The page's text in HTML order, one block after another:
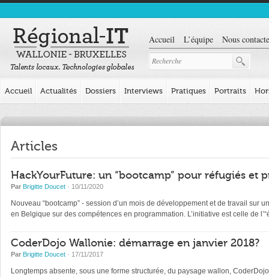
Accueil L’équipe Nous
Accueil Actualités Dossiers Interviews Pratiques Portraits
Articles
HackYourFuture: un “bootcamp” pour réfugiés et
Par Brigitte Doucet · 10/11/2020
Nouveau “bootcamp” - session d’un mois de développement et de travail
en Belgique sur des compétences en programmation. L’initiative est celle de
CoderDojo Wallonie: démarrage en janvier 2018?
Par Brigitte Doucet · 17/11/2017
Longtemps absente, sous une forme structurée, du paysage wallon,